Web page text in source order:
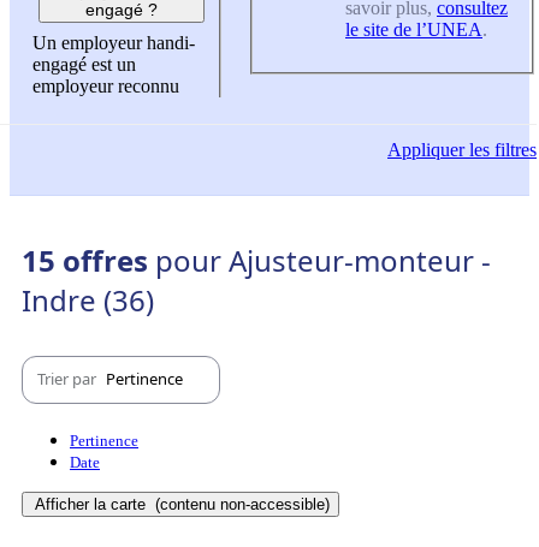
engagé ?
Un employeur handi-
engagé est un
employeur reconnu
savoir plus, consultez
le site de l’UNEA.
Appliquerles filtres
15 offres pour Ajusteur-monteur -
Indre (36)
Trier par Pertinence
Pertinence
Date
Afficher la carte (contenu non-accessible)